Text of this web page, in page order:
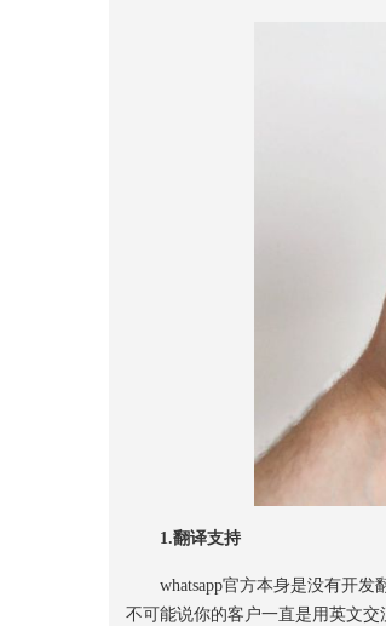
1.翻译支持
whatsapp官方本身是没有开发
不可能说你的客户一直是用英文